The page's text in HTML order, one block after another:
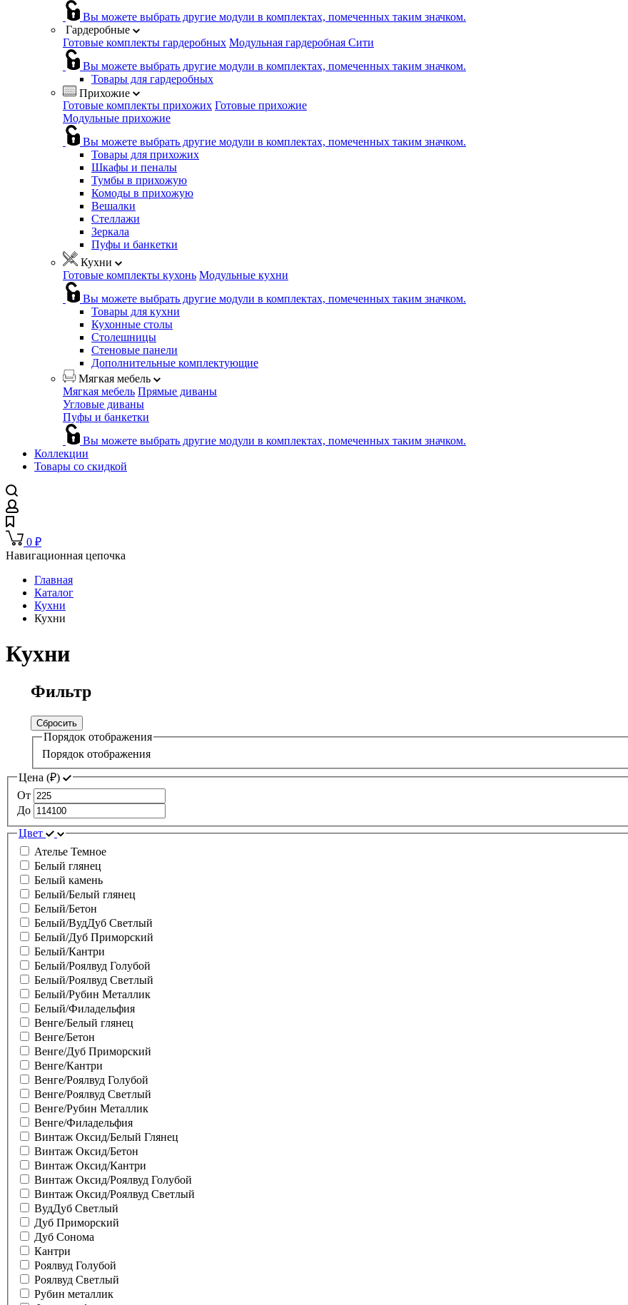
Вы можете выбрать другие модули в комплектах, помеченных таким значком.
Гардеробные
Готовые комплекты гардеробных Модульная гардеробная Сити
Вы можете выбрать другие модули в комплектах, помеченных таким значком.
Товары для гардеробных
Прихожие
Готовые комплекты прихожих Готовые прихожие
Модульные прихожие
Вы можете выбрать другие модули в комплектах, помеченных таким значком.
Товары для прихожих
Шкафы и пеналы
Тумбы в прихожую
Комоды в прихожую
Вешалки
Стеллажи
Зеркала
Пуфы и банкетки
Кухни
Готовые комплекты кухонь Модульные кухни
Вы можете выбрать другие модули в комплектах, помеченных таким значком.
Товары для кухни
Кухонные столы
Столешницы
Стеновые панели
Дополнительные комплектующие
Мягкая мебель
Мягкая мебель Прямые диваны
Угловые диваны
Пуфы и банкетки
Вы можете выбрать другие модули в комплектах, помеченных таким значком.
Коллекции
Товары со скидкой
0 ₽
Навигационная цепочка
Главная
Каталог
Кухни
Кухни
Кухни
Фильтр
Сбросить
Порядок отображения
Порядок отображения
Цена (₽)
От
До
Цвет
Ателье Темное
Белый глянец
Белый камень
Белый/Белый глянец
Белый/Бетон
Белый/ВудДуб Светлый
Белый/Дуб Приморский
Белый/Кантри
Белый/Роялвуд Голубой
Белый/Роялвуд Светлый
Белый/Рубин Металлик
Белый/Филадельфия
Венге/Белый глянец
Венге/Бетон
Венге/Дуб Приморский
Венге/Кантри
Венге/Роялвуд Голубой
Венге/Роялвуд Светлый
Венге/Рубин Металлик
Венге/Филадельфия
Винтаж Оксид/Белый Глянец
Винтаж Оксид/Бетон
Винтаж Оксид/Кантри
Винтаж Оксид/Роялвуд Голубой
Винтаж Оксид/Роялвуд Светлый
ВудДуб Светлый
Дуб Приморский
Дуб Сонома
Кантри
Роялвуд Голубой
Роялвуд Светлый
Рубин металлик